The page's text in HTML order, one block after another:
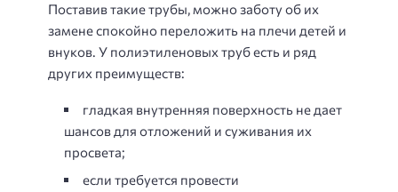
Поставив такие трубы, можно заботу об их
замене спокойно переложить на плечи детей и
внуков. У полиэтиленовых труб есть и ряд
других преимуществ:
гладкая внутренняя поверхность не дает
шансов для отложений и суживания их
просвета;
если требуется провести